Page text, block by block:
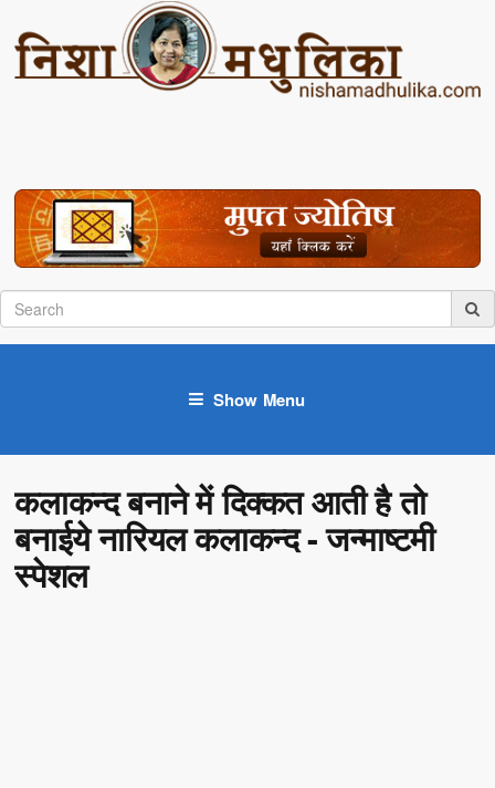
Show Menu
कलाकन्द बनाने में दिक्कत आती है तो
बनाईये नारियल कलाकन्द - जन्माष्टमी
स्पेशल